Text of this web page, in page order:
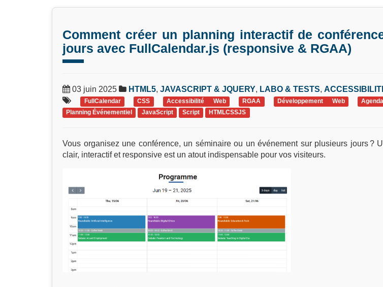
Comment créer un planning interactif de
jours avec FullCalendar.js (responsive & RGAA)
03 juin 2025 HTML5, JAVASCRIPT & JQUERY, LABO & TESTS,
FullCalendar CSS Accessibilité Web RGAA Développement Web
Planning Événementiel
JavaScript Script HTMLCSSJS
Vous organisez une conférence, un séminaire ou un événement sur plusieurs jours ?
clair, interactif et responsive est un atout indispensable pour vos visiteurs.